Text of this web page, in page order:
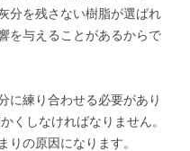
分を残さない樹脂が選ばれ
を与えることがあるからで
に練り合わせる必要があり
くしなければなりません。
りの原因になります。